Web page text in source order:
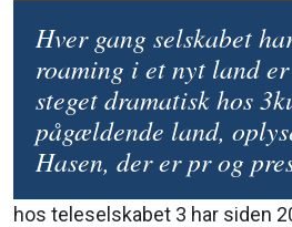
Hver gang selskabet
roaming i et nyt land
steget dramatisk hos
pågældende land,
Hasen, der er pr og
hos teleselskabet 3 har siden